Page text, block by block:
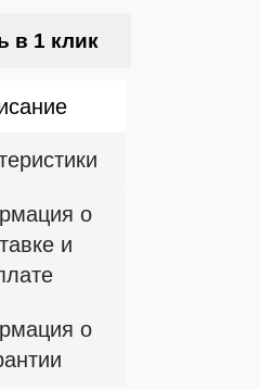
в 1 клик
о
и
о